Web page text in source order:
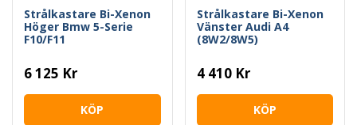
Strålkastare Bi-Xenon
Höger Bmw 5-Serie
F10/F11
6 125 Kr
KÖP
Strålkastare Bi-Xenon
Vänster Audi A4
(8W2/8W5)
4 410 Kr
KÖP